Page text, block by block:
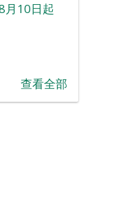
10日起
查看全部